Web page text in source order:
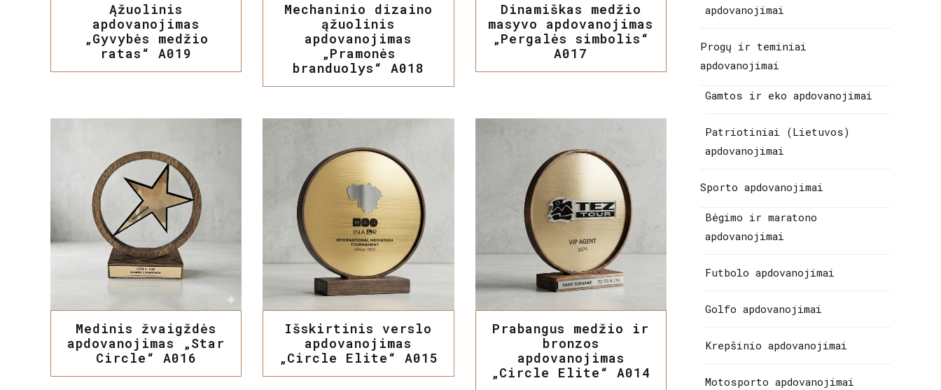
Ąžuolinis
apdovanojimas
„Gyvybės medžio
ratas“ A019
Mechaninio dizaino
ąžuolinis
apdovanojimas
„Pramonės
branduolys“ A018
Dinamiškas medžio
masyvo apdovanojimas
„Pergalės simbolis“
A017
Medinis žvaigždės
apdovanojimas „Star
Circle“ A016
Išskirtinis verslo
apdovanojimas
„Circle Elite“ A015
Prabangus medžio ir
bronzos
apdovanojimas
„Circle Elite“ A014
apdovanojimai
Progų ir teminiai
apdovanojimai
Gamtos ir eko apdovanojimai
Patriotiniai (Lietuvos)
apdovanojimai
Sporto apdovanojimai
Bėgimo ir maratono
apdovanojimai
Futbolo apdovanojimai
Golfo apdovanojimai
Krepšinio apdovanojimai
Motosporto apdovanojimai